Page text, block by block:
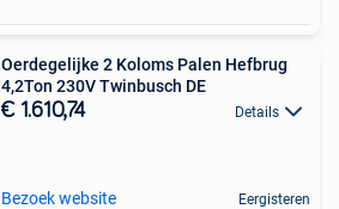
Oerdegelijke 2 Koloms Palen Hefbrug
4,2Ton 230V Twinbusch DE
€ 1.610,74 Details
Bezoek website Eergisteren